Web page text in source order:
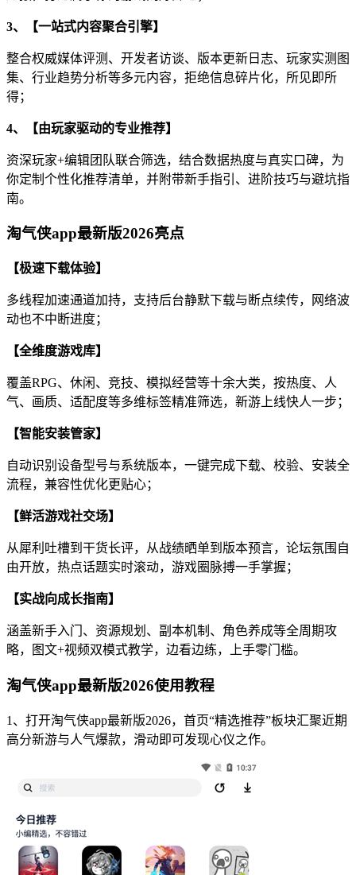
3、【一站式内容聚合引擎】
整合权威媒体评测、开发者访谈、版本更新日志、玩家实测图
集、行业趋势分析等多元内容，拒绝信息碎片化，所见即所
得；
4、【由玩家驱动的专业推荐】
资深玩家+编辑团队联合筛选，结合数据热度与真实口碑，为
你定制个性化推荐清单，并附带新手指引、进阶技巧与避坑指
南。
淘气侠app最新版2026亮点
【极速下载体验】
多线程加速通道加持，支持后台静默下载与断点续传，网络波
动也不中断进度；
【全维度游戏库】
覆盖RPG、休闲、竞技、模拟经营等十余大类，按热度、人
气、画质、适配度等多维标签精准筛选，新游上线快人一步；
【智能安装管家】
自动识别设备型号与系统版本，一键完成下载、校验、安装全
流程，兼容性优化更贴心；
【鲜活游戏社交场】
从犀利吐槽到干货长评，从战绩晒单到版本预言，论坛氛围自
由开放，热点话题实时滚动，游戏圈脉搏一手掌握；
【实战向成长指南】
涵盖新手入门、资源规划、副本机制、角色养成等全周期攻
略，图文+视频双模式教学，边看边练，上手零门槛。
淘气侠app最新版2026使用教程
1、打开淘气侠app最新版2026，首页“精选推荐”板块汇聚近期
高分新游与人气爆款，滑动即可发现心仪之作。